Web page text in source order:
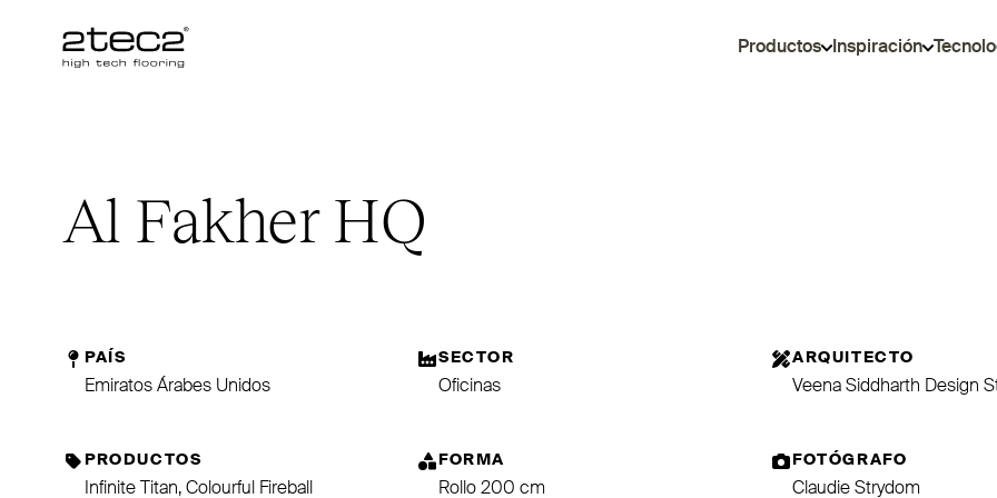
Primary Productos Inspiración
Al FakherHQ
PAÍS
Emiratos Árabes Unidos
SECTOR
Oficinas
ARQUITECTO
Veena Siddharth Design
PRODUCTOS
Infinite Titan, Colourful Fireball
FORMA
Rollo 200 cm
FOTÓGRAFO
Claudie Strydom